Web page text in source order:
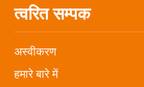
त्वरित सम्पक
अस्वीकरण
हमारे बारे में